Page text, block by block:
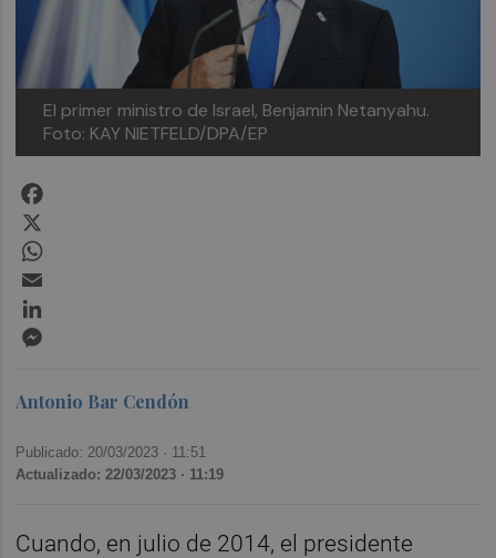
El primer ministro de Israel, Benjamin Netanyahu.
Foto: KAY NIETFELD/DPA/EP
Antonio Bar Cendón
Publicado: 20/03/2023 · 11:51
Actualizado: 22/03/2023 · 11:19
Cuando, en julio de 2014, el presidente